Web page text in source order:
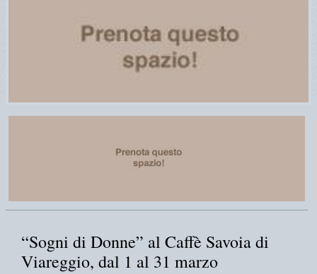
“Sogni di Donne” al Caffè Savoia di
Viareggio, dal 1 al 31 marzo